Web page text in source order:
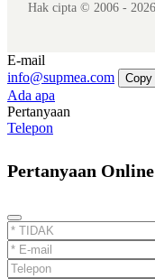
Hak cipta © 2006 -
E-mail
info@supmea.com
Copy
Ada apa
Pertanyaan
Telepon
Pertanyaan Online